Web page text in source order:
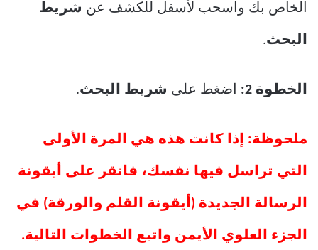
الخاص بك واسحب لأسفل للكشف عن شريط
البحث.
الخطوة 2: اضغط على شريط البحث.
ملحوظة: إذا كانت هذه هي المرة الأولى
التي تراسل فيها نفسك، فانقر على أيقونة
الرسالة الجديدة (أيقونة القلم والورقة) في
الجزء العلوي الأيمن واتبع الخطوات التالية.